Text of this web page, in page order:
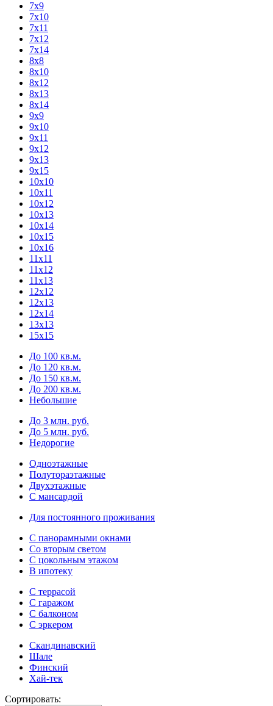
7х9
7х10
7х11
7х12
7х14
8х8
8х10
8х12
8х13
8х14
9х9
9х10
9х11
9х12
9х13
9х15
10х10
10х11
10х12
10х13
10х14
10х15
10х16
11х11
11х12
11х13
12х12
12х13
12х14
13х13
15х15
До 100 кв.м.
До 120 кв.м.
До 150 кв.м.
До 200 кв.м.
Небольшие
До 3 млн. руб.
До 5 млн. руб.
Недорогие
Одноэтажные
Полутораэтажные
Двухэтажные
С мансардой
Для постоянного проживания
С панорамными окнами
Со вторым светом
С цокольным этажом
В ипотеку
С террасой
С гаражом
С балконом
С эркером
Скандинавский
Шале
Финский
Хай-тек
Сортировать: